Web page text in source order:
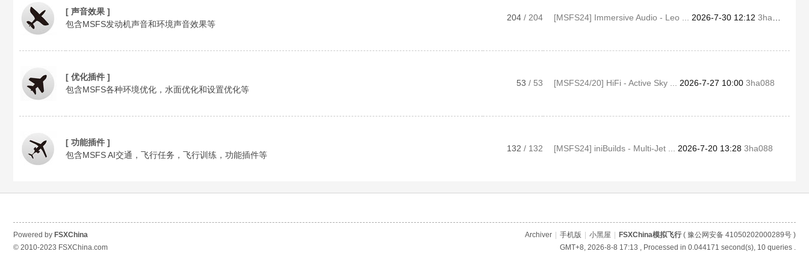
[ 声音效果 ]
包含MSFS发动机声音和环境声音效果等
204 / 204 [MSFS24] Immersive Audio - Leo ... 2026-7-30 12:12 3ha088
[ 优化插件 ]
包含MSFS各种环境优化，水面优化和设置优化等
53 / 53 [MSFS24/20] HiFi - Active Sky ... 2026-7-27 10:00 3ha088
[ 功能插件 ]
包含MSFS AI交通，飞行任务，飞行训练，功能插件等
132 / 132 [MSFS24] iniBuilds - Multi-Jet ... 2026-7-20 13:28 3ha088
Archiver 手机版 小黑屋 FSXChina模拟飞行( 豫公网安备 41050202000289号 )
GMT+8, 2026-8-8 17:13 , Processed in 0.044171 second(s), 10 queries .
Powered by FSXChina
© 2010-2023 FSXChina.com